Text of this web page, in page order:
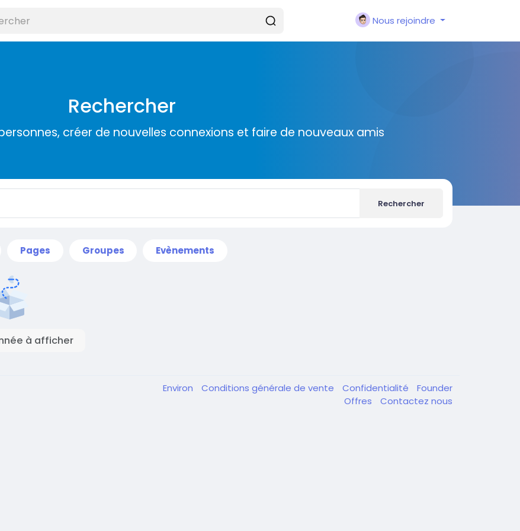
Nous rejoindre
Rechercher
créer de nouvelles connexions et faire de nouveaux amis
Rechercher
Pages Groupes Evènements
à afficher
Environ Conditions générale de vente Confidentialité
Founder
Offres
Contactez nous